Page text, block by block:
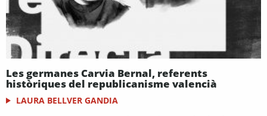
Les germanes Carvia Bernal, referents
històriques del republicanisme valencià
LAURA BELLVER GANDIA